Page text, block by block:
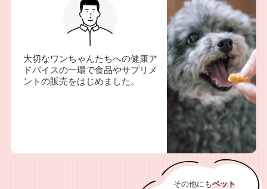
大切なワンちゃんたちへの健康ア
ドバイスの一環で食品やサプリメ
ントの販売をはじめました。
その他にもペット